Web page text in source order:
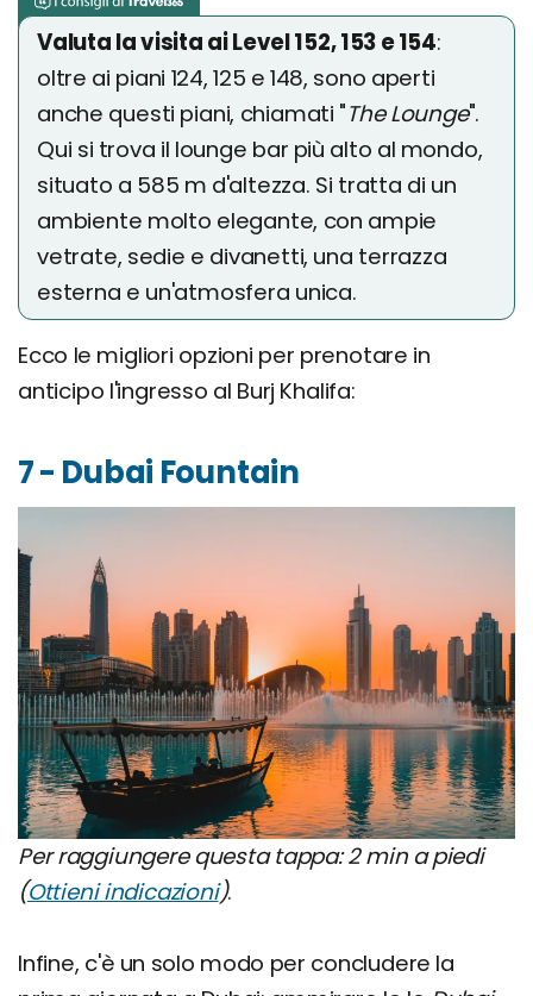
Valuta la visita ai Level 152, 153 e 154:
oltre ai piani 124, 125 e 148, sono aperti
anche questi piani, chiamati "The Lounge".
Qui si trova il lounge bar più alto al mondo,
situato a 585 m d'altezza. Si tratta di un
ambiente molto elegante, con ampie
vetrate, sedie e divanetti, una terrazza
esterna e un'atmosfera unica.
Ecco le migliori opzioni per prenotare in
anticipo l'ingresso al Burj Khalifa:
7 - Dubai Fountain
Per raggiungere questa tappa: 2 min a piedi
(Ottieni indicazioni).
Infine, c'è un solo modo per concludere la